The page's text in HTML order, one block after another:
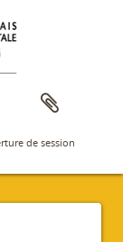
de session